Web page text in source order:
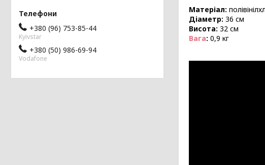
Матеріал:
Діаметр: 36 см
Висота: 32 см
Вага: 0,9 кг
+380 (96) 753-85-44
Kyivstar
+380 (50) 986-69-94
Vodafone